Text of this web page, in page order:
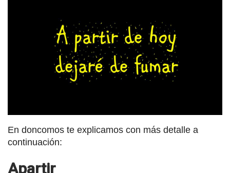
En doncomos te explicamos con más detalle a
continuación:
Apartir